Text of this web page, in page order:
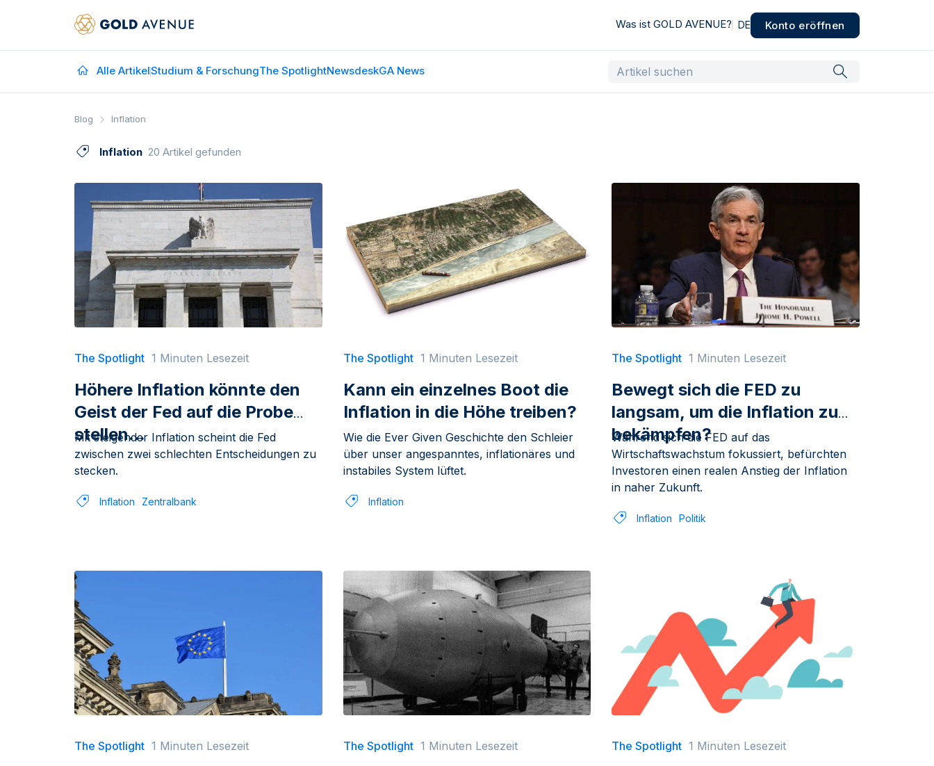
Was ist GOLD AVENUE? DE Konto eröffnen
Alle ArtikelStudium & ForschungThe SpotlightNewsdeskGA News
Blog Inflation
Inflation 20 Artikel gefunden
The Spotlight 1 Minuten Lesezeit
Höhere Inflation könnte den
Geist der Fed auf die Probe
stellen...
Mit steigender Inflation scheint die Fed
zwischen zwei schlechten Entscheidungen zu
stecken.
Inflation Zentralbank
The Spotlight 1 Minuten Lesezeit
Kann ein einzelnes Boot die
Inflation in die Höhe treiben?
Wie die Ever Given Geschichte den Schleier
über unser angespanntes, inflationäres und
instabiles System lüftet.
Inflation
The Spotlight 1 Minuten Lesezeit
Bewegt sich die FED zu
langsam, um die Inflation zu
bekämpfen?
Während sich die FED auf das
Wirtschaftswachstum fokussiert, befürchten
Investoren einen realen Anstieg der Inflation
in naher Zukunft.
Inflation Politik
The Spotlight 1 Minuten Lesezeit The Spotlight 1 Minuten Lesezeit The Spotlight 1 Minuten Lesezeit